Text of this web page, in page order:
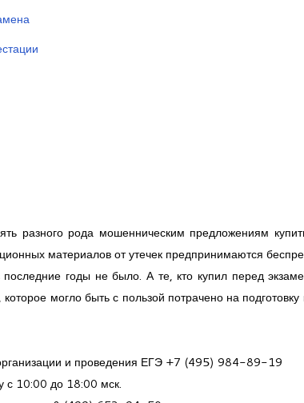
разного рода мошенническим предложениям
материалов от утечек предпринимаются
годы не было. А те, кто купил перед
могло быть с пользой потрачено на подготовку
и проведения ЕГЭ +7 (495) 984-89-19
с 10:00 до 18:00 мск.